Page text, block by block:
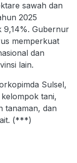
sawah dan
2025
9,14%. Gubernur
memperkuat
dan
lain.
Sulsel,
tani,
tanaman, dan
(***)